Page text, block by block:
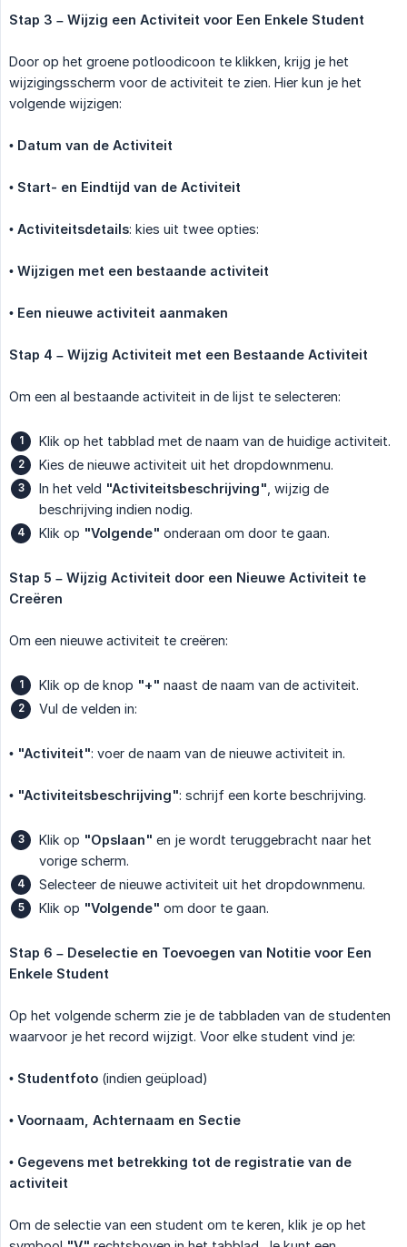
Stap 3 – Wijzig een Activiteit voor Een Enkele Student
Door op het groene potloodicoon te klikken, krijg je het
wijzigingsscherm voor de activiteit te zien. Hier kun je het
volgende wijzigen:
• Datum van de Activiteit
• Start- en Eindtijd van de Activiteit
• Activiteitsdetails: kies uit twee opties:
• Wijzigen met een bestaande activiteit
• Een nieuwe activiteit aanmaken
Stap 4 – Wijzig Activiteit met een Bestaande Activiteit
Om een al bestaande activiteit in de lijst te selecteren:
Klik op het tabblad met de naam van de huidige activiteit.
Kies de nieuwe activiteit uit het dropdownmenu.
In het veld "Activiteitsbeschrijving" , wijzig de
beschrijving indien nodig.
Klik op "Volgende" onderaan om door te gaan.
Stap 5 – Wijzig Activiteit door een Nieuwe Activiteit te
Creëren
Om een nieuwe activiteit te creëren:
Klik op de knop "+" naast de naam van de activiteit.
Vul de velden in:
• "Activiteit": voer de naam van de nieuwe activiteit in.
• "Activiteitsbeschrijving": schrijf een korte beschrijving.
Klik op "Opslaan" en je wordt teruggebracht naar het
vorige scherm.
Selecteer de nieuwe activiteit uit het dropdownmenu.
Klik op "Volgende" om door te gaan.
Stap 6 – Deselectie en Toevoegen van Notitie voor Een
Enkele Student
Op het volgende scherm zie je de tabbladen van de studenten
waarvoor je het record wijzigt. Voor elke student vind je:
• Studentfoto (indien geüpload)
• Voornaam, Achternaam en Sectie
• Gegevens met betrekking tot de registratie van de
activiteit
Om de selectie van een student om te keren, klik je op het